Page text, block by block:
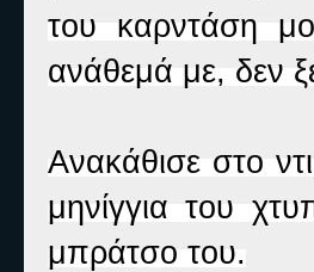
του καρντάση
ανάθεμά με, δεν
Ανακάθισε στο
μηνίγγια του
μπράτσο του.